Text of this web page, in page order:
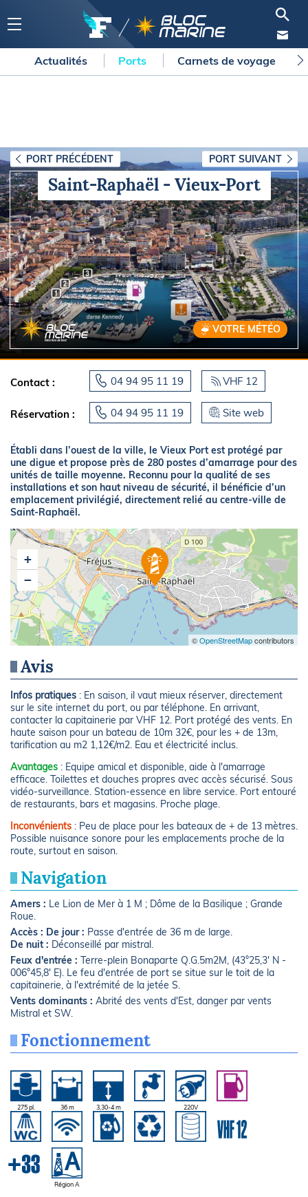
Actualités Ports Carnets de voyage
PORT PRÉCÉDENT PORT SUIVANT
Saint-Raphaël - Vieux-Port
VOTRE MÉTÉO
Contact : 04 94 95 11 19 VHF 12
Réservation : 04 94 95 11 19 Site web
Établi dans l’ouest de la ville, le Vieux Port est protégé par
une digue et propose près de 280 postes d’amarrage pour des
unités de taille moyenne. Reconnu pour la qualité de ses
installations et son haut niveau de sécurité, il bénéficie d’un
emplacement privilégié, directement relié au centre-ville de
Saint-Raphaël.
+
−
©OpenStreetMapcontributors
Avis
Infos pratiques : En saison, il vaut mieux réserver, directement
sur le site internet du port, ou par téléphone. En arrivant,
contacter la capitainerie par VHF 12. Port protégé des vents. En
haute saison pour un bateau de 10m 32€, pour les + de 13m,
tarification au m2 1,12€/m2. Eau et électricité inclus.
Avantages : Equipe amical et disponible, aide à l'amarrage
efficace. Toilettes et douches propres avec accès sécurisé. Sous
vidéo-surveillance. Station-essence en libre service. Port entouré
de restaurants, bars et magasins. Proche plage.
Inconvénients : Peu de place pour les bateaux de + de 13 mètres.
Possible nuisance sonore pour les emplacements proche de la
route, surtout en saison.
Navigation
Amers : Le Lion de Mer à 1 M ; Dôme de la Basilique ; Grande
Roue.
Accès : De jour : Passe d'entrée de 36 m de large.
De nuit : Déconseillé par mistral.
Feux d'entrée : Terre-plein Bonaparte Q.G.5m2M, (43°25,3' N -
006°45,8' E). Le feu d'entrée de port se situe sur le toit de la
capitainerie, à l'extrémité de la jetée S.
Vents dominants : Abrité des vents d'Est, danger par vents
Mistral et SW.
Fonctionnement
275 pl. 36 m 3,30-4 m 220V
Région A